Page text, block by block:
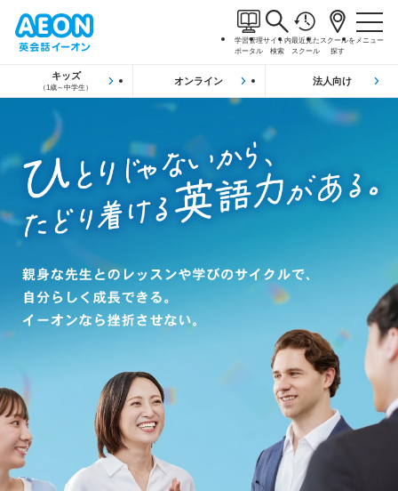
学習管理
ポータル
サイト内
検索
最近見た
スクール
スクールを
探す
メニュー
キッズ
（1歳～中学生）
オンライン 法人向け